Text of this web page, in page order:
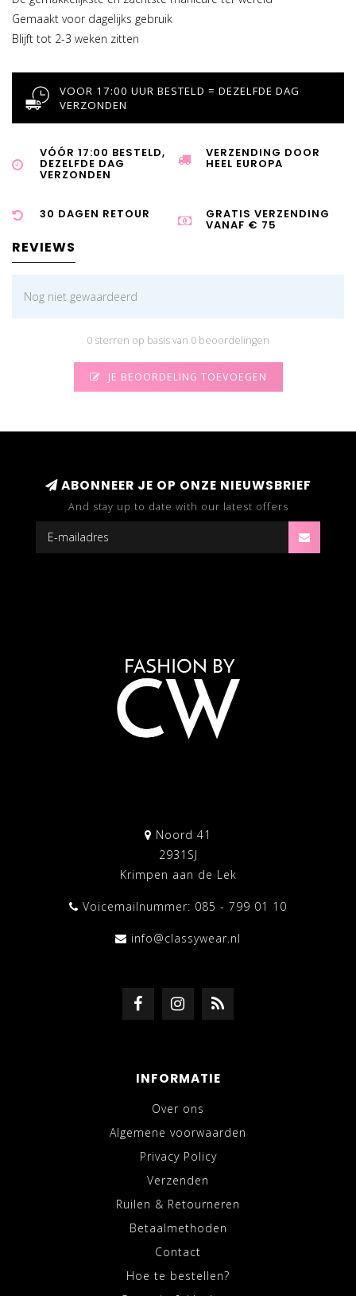
Gemaakt voor dagelijks gebruik
Blijft tot 2-3 weken zitten
VOOR 17:00 UUR BESTELD = DEZELFDE DAG
VERZONDEN
VÓÓR 17:00 BESTELD,
DEZELFDE DAG
VERZONDEN
VERZENDING DOOR
HEEL EUROPA
30 DAGEN RETOUR GRATIS VERZENDING
VANAF € 75
REVIEWS
Nog niet gewaardeerd
0 sterren op basis van 0 beoordelingen
JE BEOORDELING TOEVOEGEN
ABONNEER JE OP ONZE NIEUWSBRIEF
And stay up to date with our latest offers
Noord 41
2931SJ
Krimpen aan de Lek
Voicemailnummer: 085 - 799 01 10
info@classywear.nl
INFORMATIE
Over ons
Algemene voorwaarden
Privacy Policy
Verzenden
Ruilen & Retourneren
Betaalmethoden
Contact
Hoe te bestellen?